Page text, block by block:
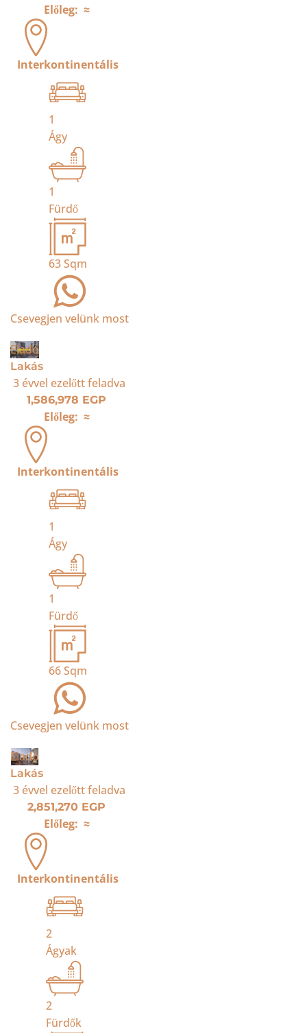
Előleg: ≈
Interkontinentális
1
Ágy
1
Fürdő
63Sqm
Csevegjen velünk most
Eladó
Lakás
3 évvel ezelőttfeladva
1,586,978 EGP
Előleg: ≈
Interkontinentális
1
Ágy
1
Fürdő
66Sqm
Csevegjen velünk most
Eladó
Lakás
3 évvel ezelőttfeladva
2,851,270 EGP
Előleg: ≈
Interkontinentális
2
Ágyak
2
Fürdők